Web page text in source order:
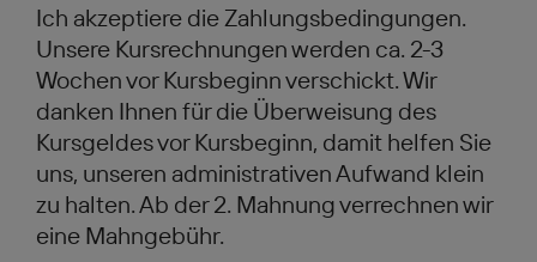
Ich akzeptiere die Zahlungsbedingungen.
Unsere Kursrechnungen werden ca. 2-3
Wochen vor Kursbeginn verschickt. Wir
danken Ihnen für die Überweisung des
Kursgeldes vor Kursbeginn, damit helfen Sie
uns, unseren administrativen Aufwand klein
zu halten. Ab der 2. Mahnung verrechnen wir
eine Mahngebühr.